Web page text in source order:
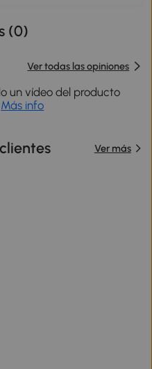
(0)
Ver todas las opiniones
un vídeo del producto
Más info
Ver más